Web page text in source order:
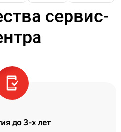
сервис-
до 3-х лет